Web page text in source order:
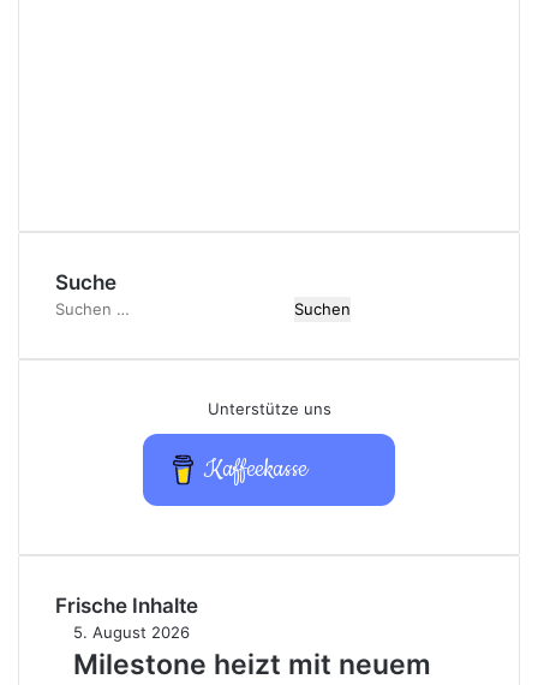
Suche
Suchen
Unterstütze uns
Kaffeekasse
Frische Inhalte
Milestone
heizt
5. August 2026
Milestone heizt mit neuem